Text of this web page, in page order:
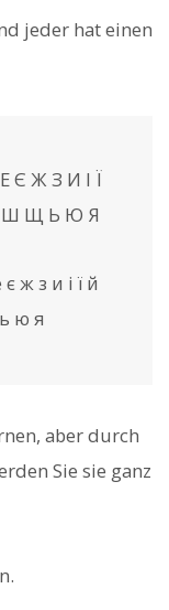
jeder hat einen
Є Ж З И І Ї
Ш Щ Ь Ю Я
ж з и і ї й
ю я
aber durch
Sie sie ganz